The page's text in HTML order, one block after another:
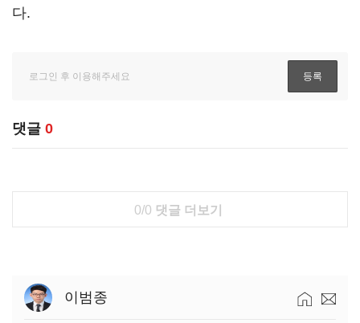
다.
댓글 0
0/0 댓글 더보기
이범종